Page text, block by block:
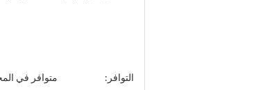
التوافر: متوافر في